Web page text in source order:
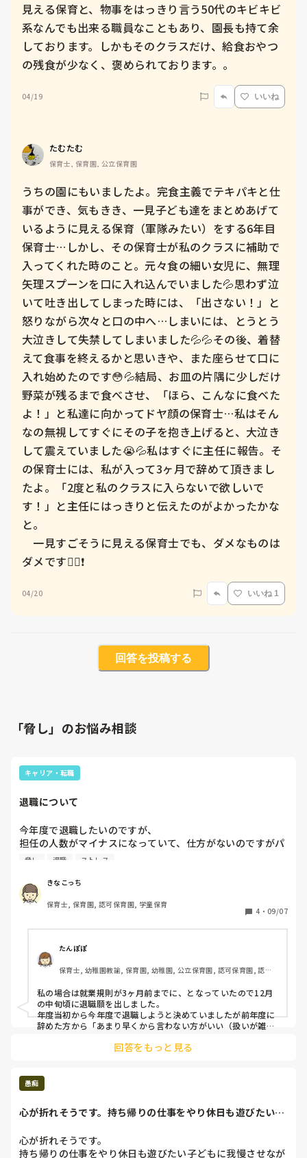
見える保育と、物事をはっきり言う50代のキビキビ
系なんでも出来る職員なこともあり、園長も持て余
しております。しかもそのクラスだけ、給食おやつ
の残食が少なく、褒められております。。
04/19 いいね
たむたむ
保育士, 保育園, 公立保育園
うちの園にもいましたよ。完食主義でテキパキと仕
事ができ、気もきき、一見子ども達をまとめあげて
いるように見える保育（軍隊みたい）をする6年目
保育士…しかし、その保育士が私のクラスに補助で
入ってくれた時のこと。元々食の細い女児に、無理
矢理スプーンを口に入れ込んでいました💦思わず泣
いて吐き出してしまった時には、「出さない！」と
怒りながら次々と口の中へ…しまいには、とうとう
大泣きして失禁してしまいました💦💦その後、着替
えて食事を終えるかと思いきや、また座らせて口に
入れ始めたのです😳💦結局、お皿の片隅に少しだけ
野菜が残るまで食べさせ、「ほら、こんなに食べた
よ！」と私達に向かってドヤ顔の保育士…私はそん
なの無視してすぐにその子を抱き上げると、大泣き
して震えていました😭💦私はすぐに主任に報告。そ
の保育士には、私が入って3ヶ月で辞めて頂きまし
たよ。「2度と私のクラスに入らないで欲しいで
す！」と主任にはっきりと伝えたのがよかったかな
と。
一見すごそうに見える保育士でも、ダメなものは
ダメです🙅‍♀️❗️
04/20 いいね 1
回答を投稿する
「脅し」のお悩み相談
キャリア・転職
退職について
今年度で退職したいのですが、
担任の人数がマイナスになっていて、仕方がないのですがパ
ートさんの出勤率は日によってばらつきがあり少ない時はと
人員不足なことと、合わないと思っている人から態度を変え
られるような人間関係、人がいないからこそ怪我をさせてし
まうことがあり続けることがきついと感じるようになりまし
保育士で2回転職をしているのですが、どこで働いても人員
不足は変わらないし、人間関係も入ってみないと分からない
なと感じてます。
そろそろ、来年度のことを聞かれるだろうしやめるならいつ
までに伝えればいいのかも聞こうかなと思っています。
今働いている園がただでさえ人員不足だから、「辞めたら園
が困る、人を紹介して確保するまで退職するな」と引き止め
私が退職したいのに、人員不足を理由に引き止める権利はあ
脅し 退職 ストレス
きなこっち
保育士, 保育園, 認可保育園, 学童保育
4 ・ 09/07
たんぽぽ
保育士, 幼稚園教諭, 保育園, 幼稚園, 公立保育園, 認可保育園, 認
私の場合は就業規則が3ヶ月前までに、となっていたので12月
の中旬頃に退職願を出しました。
年度当初から今年度で退職しようと決めていましたが前年度に
辞めた方から「あまり早くから言わない方がいい（扱いが雑に
ました。口頭で伝えるだけだと引き止められるかもと思い、退
回答をもっと見る
愚痴
心が折れそうです。持ち帰りの仕事をやり休日も遊びたい子
心が折れそうです。
持ち帰りの仕事をやり休日も遊びたい子どもに我慢させなが